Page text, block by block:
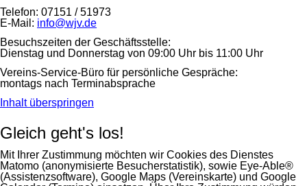
Telefon: 07151 / 51973
E-Mail: info@wjv.de
Besuchszeiten der Geschäftsstelle:
Dienstag und Donnerstag von 09:00 Uhr bis 11:00 Uhr
Vereins-Service-Büro für persönliche Gespräche:
montags nach Terminabsprache
Inhalt überspringen
Gleich geht's los!
Mit Ihrer Zustimmung möchten wir Cookies des Dienstes
Matomo (anonymisierte Besucherstatistik), sowie Eye-Able®
(Assistenzsoftware), Google Maps (Vereinskarte) und Google